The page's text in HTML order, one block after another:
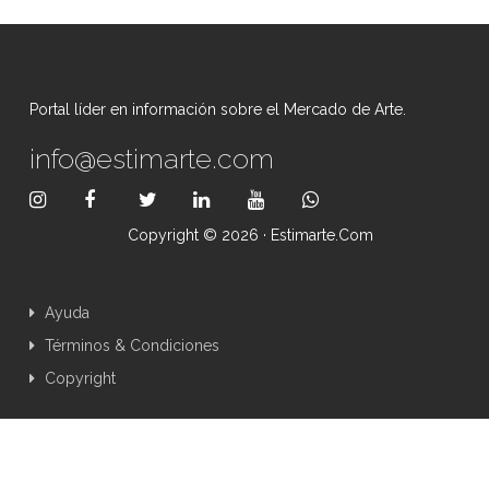
Portal líder en información sobre el Mercado de Arte.
info@estimarte.com
Copyright © 2026 · Estimarte.com
Ayuda
Términos & Condiciones
Copyright